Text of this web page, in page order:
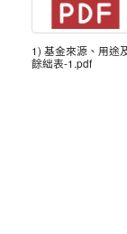
1) 基金來源、用途
餘絀表-1.pdf